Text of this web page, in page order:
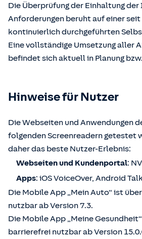
Die Überprüfung der Einhaltung
Anforderungen beruht auf einer
kontinuierlich durchgeführten
Eine vollständige Umsetzung aller
befindet sich aktuell in Planung
Hinweise für Nutzer
Die Webseiten und Anwendungen
folgenden Screenreadern getestet
daher das beste Nutzer-Erlebnis:
Webseiten und Kundenportal:
Apps: iOS VoiceOver, Android
Die Mobile App „Mein Auto“ ist
nutzbar ab Version 7.3.
Die Mobile App „Meine
barrierefrei nutzbar ab Version